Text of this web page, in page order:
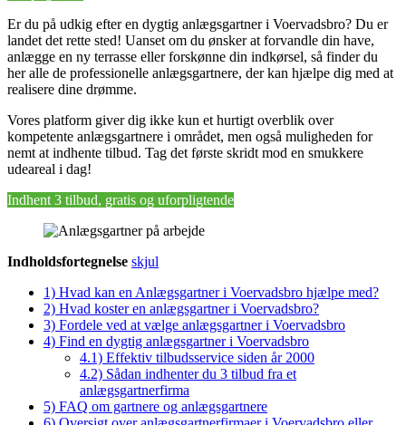
Er du på udkig efter en dygtig anlægsgartner i Voervadsbro? Du er
landet det rette sted! Uanset om du ønsker at forvandle din have,
anlægge en ny terrasse eller forskønne din indkørsel, så finder du
her alle de professionelle anlægsgartnere, der kan hjælpe dig med at
realisere dine drømme.
Vores platform giver dig ikke kun et hurtigt overblik over
kompetente anlægsgartnere i området, men også muligheden for
nemt at indhente tilbud. Tag det første skridt mod en smukkere
udeareal i dag!
Indhent 3 tilbud, gratis og uforpligtende
Indholdsfortegnelse skjul
1) Hvad kan en Anlægsgartner i Voervadsbro hjælpe med?
2) Hvad koster en anlægsgartner i Voervadsbro?
3) Fordele ved at vælge anlægsgartner i Voervadsbro
4) Find en dygtig anlægsgartner i Voervadsbro
4.1) Effektiv tilbudsservice siden år 2000
4.2) Sådan indhenter du 3 tilbud fra et
anlægsgartnerfirma
5) FAQ om gartnere og anlægsgartnere